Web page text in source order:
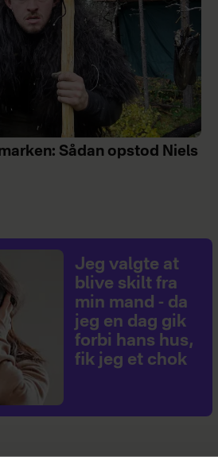
Sådan opstod Niels
Jeg valgte at
blive skilt fra
min mand - da
jeg en dag gik
forbi hans hus,
fik jeg et chok